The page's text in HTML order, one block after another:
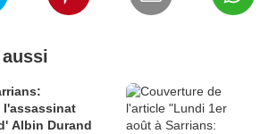
l'assassinat
Albin Durand